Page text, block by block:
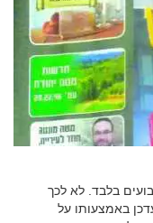
בלבד. לא לכך
באמצעותו על